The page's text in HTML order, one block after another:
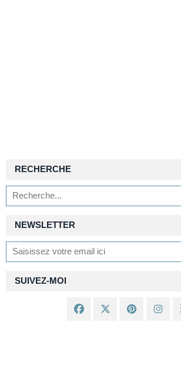
NEWSLETTER
SUIVEZ-MOI
RECHERCHE